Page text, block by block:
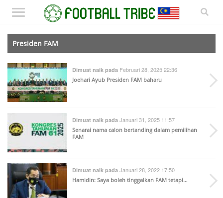
Presiden FAM
Dimuat naik pada Februari 28, 2025 22:36
Joehari Ayub Presiden FAM baharu
Dimuat naik pada Januari 31, 2025 11:57
Senarai nama calon bertanding dalam pemilihan
FAM
Dimuat naik pada Januari 28, 2022 17:50
Hamidin: Saya boleh tinggalkan FAM tetapi…